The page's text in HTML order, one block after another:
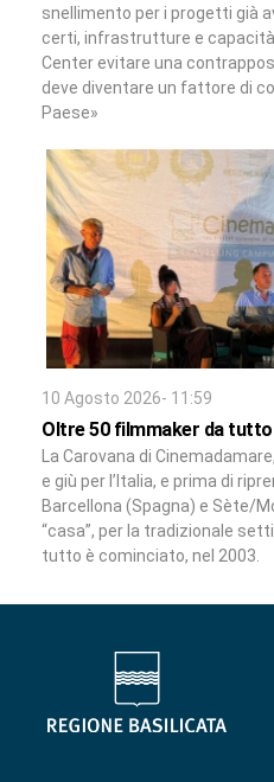
snellimento per i progetti già
certi, infrastrutture e
Center evitare una
deve diventare un fattore di
Paese»
10 Agosto 2026- 11:59
Oltre 50 filmmaker da tutto
La Carovana di
e giù per l’Italia, e prima di
Barcellona (Spagna) e Sète/
“casa”, per la tradizionale
tutto è cominciato, nel 2003.